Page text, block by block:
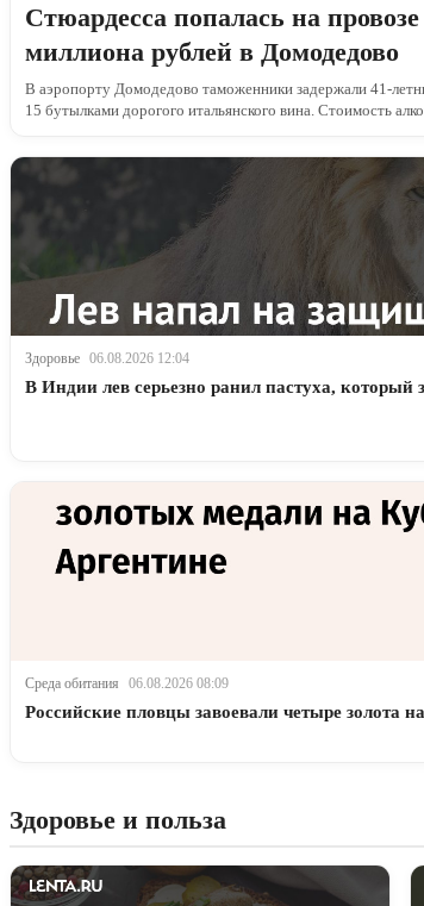
Стюардесса попалась на
миллиона рублей в Домодедово
В аэропорту Домодедово таможенники задержали 41-
15 бутылками дорогого итальянского вина. Стоимость
Здоровье 06.08.2026 12:04
В Индии лев серьезно ранил пастуха, который
Среда обитания 06.08.2026 08:09
Российские пловцы завоевали четыре золота
Здоровье и польза